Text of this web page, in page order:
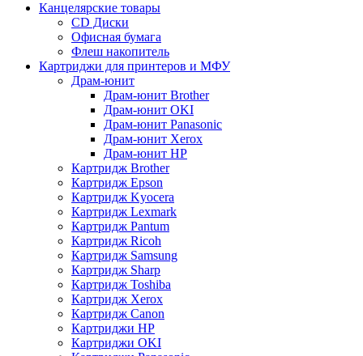
Канцелярские товары
CD Диски
Офисная бумага
Флеш накопитель
Картриджи для принтеров и МФУ
Драм-юнит
Драм-юнит Brother
Драм-юнит OKI
Драм-юнит Panasonic
Драм-юнит Xerox
Драм-юнит НР
Картридж Brother
Картридж Epson
Картридж Kyocera
Картридж Lexmark
Картридж Pantum
Картридж Ricoh
Картридж Samsung
Картридж Sharp
Картридж Toshiba
Картридж Xerox
Картридж Сanon
Картриджи HP
Картриджи OKI